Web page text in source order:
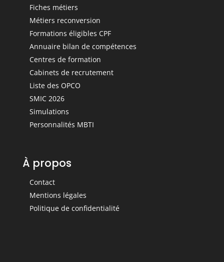
Fiches métiers
Métiers reconversion
Formations éligibles CPF
Annuaire bilan de compétences
Centres de formation
Cabinets de recrutement
Liste des OPCO
SMIC 2026
Simulations
Personnalités MBTI
À propos
Contact
Mentions légales
Politique de confidentialité